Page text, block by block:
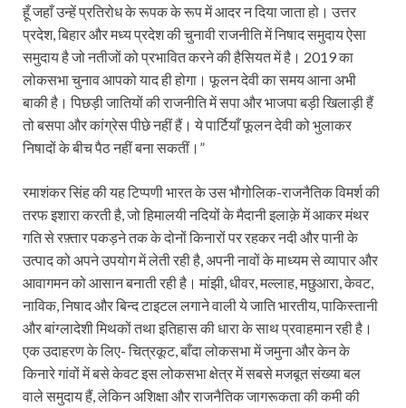
हूँ जहाँ उन्हें प्रतिरोध के रूपक के रूप में आदर न दिया जाता हो। उत्तर
प्रदेश, बिहार और मध्य प्रदेश की चुनावी राजनीति में निषाद समुदाय ऐसा
समुदाय है जो नतीजों को प्रभावित करने की हैसियत में है। 2019 का
लोकसभा चुनाव आपको याद ही होगा। फूलन देवी का समय आना अभी
बाकी है। पिछड़ी जातियों की राजनीति में सपा और भाजपा बड़ी खिलाड़ी हैं
तो बसपा और कांग्रेस पीछे नहीं हैं। ये पार्टियाँ फूलन देवी को भुलाकर
निषादों के बीच पैठ नहीं बना सकतीं।”
रमाशंकर सिंह की यह टिप्पणी भारत के उस भौगोलिक-राजनैतिक विमर्श की
तरफ इशारा करती है, जो हिमालयी नदियों के मैदानी इलाक़े में आकर मंथर
गति से रफ़्तार पकड़ने तक के दोनों किनारों पर रहकर नदी और पानी के
उत्पाद को अपने उपयोग में लेती रही है, अपनी नावों के माध्यम से व्यापार और
आवागमन को आसान बनाती रही है। मांझी, धीवर, मल्लाह, मछुआरा, केवट,
नाविक, निषाद और बिन्द टाइटल लगाने वाली ये जाति भारतीय, पाकिस्तानी
और बांग्लादेशी मिथकों तथा इतिहास की धारा के साथ प्रवाहमान रही है।
एक उदाहरण के लिए- चित्रकूट, बाँदा लोकसभा में जमुना और केन के
किनारे गांवों में बसे केवट इस लोकसभा क्षेत्र में सबसे मजबूत संख्या बल
वाले समुदाय हैं, लेकिन अशिक्षा और राजनैतिक जागरूकता की कमी की